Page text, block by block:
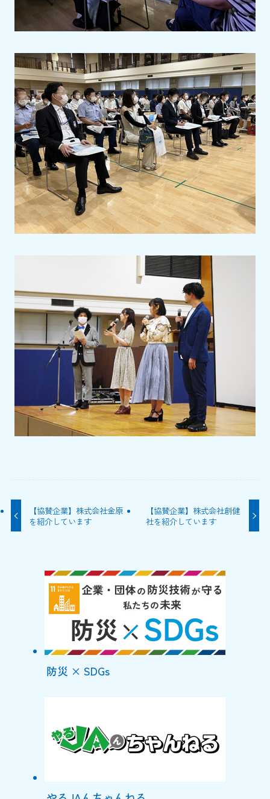
【協賛企業】株式会社金原
を紹介しています
【協賛企業】株式会社創健
社を紹介しています
防災 × SDGs